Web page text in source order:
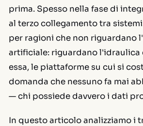
prima. Spesso nella fase di
al terzo collegamento tra
per ragioni che non riguardano
artificiale: riguardano
essa, le piattaforme su cui si
domanda che nessuno fa mai
— chi possiede davvero i dati
In questo articolo analizziamo i